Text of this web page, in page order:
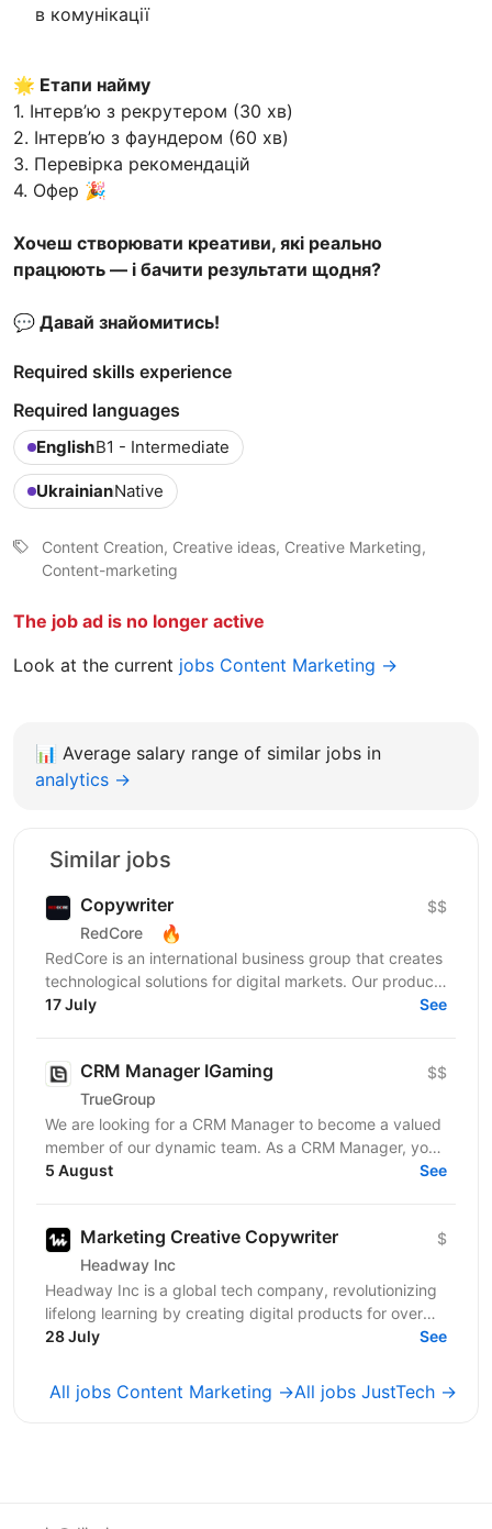
в комунікації
🌟 Етапи найму
1. Інтерв’ю з рекрутером (30 хв)
2. Інтерв’ю з фаундером (60 хв)
3. Перевірка рекомендацій
4. Офер 🎉
Хочеш створювати креативи, які реально
працюють — і бачити результати щодня?
💬 Давай знайомитись!
Required skills experience
Required languages
EnglishB1 - Intermediate
UkrainianNative
Content Creation, Creative ideas, Creative Marketing,
Content-marketing
The job ad is no longer active
Look at the current jobs Content Marketing →
📊 Average salary range of similar jobs in
analytics →
Similar jobs
Copywriter
RedCore 🔥
$$
RedCore is an international business group that creates
technological solutions for digital markets. Our products
and services cover fintech, marketing,...
17 July See
CRM Manager IGaming
TrueGroup
$$
We are looking for a CRM Manager to become a valued
member of our dynamic team. As a CRM Manager, you
will play a pivotal role in nurturing and retaining...
5 August See
Marketing Creative Copywriter
Headway Inc
$
Headway Inc is a global tech company, revolutionizing
lifelong learning by creating digital products for over
170 million users worldwide. Our mission is to...
28 July See
All jobs Content Marketing →All jobs JustTech →